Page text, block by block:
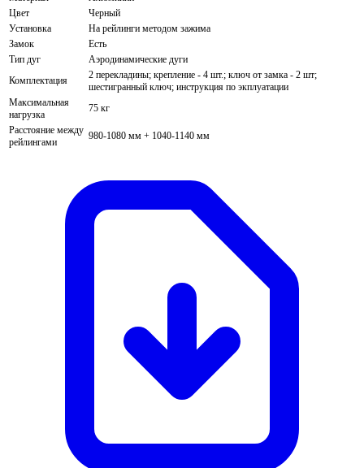
Цвет
Черный
Установка
На рейлинги методом зажима
Замок
Есть
Тип дуг
Аэродинамические дуги
Комплектация
2 перекладины; крепление - 4 шт.; ключ от замка - 2 шт;
шестигранный ключ; инструкция по экплуатации
Максимальная
нагрузка
75 кг
Расстояние между
рейлингами
980-1080 мм + 1040-1140 мм